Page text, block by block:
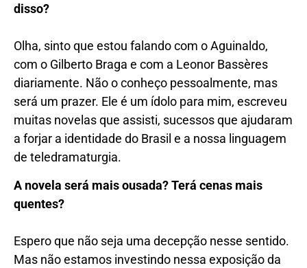
disso?
Olha, sinto que estou falando com o Aguinaldo,
com o Gilberto Braga e com a Leonor Bassères
diariamente. Não o conheço pessoalmente, mas
será um prazer. Ele é um ídolo para mim, escreveu
muitas novelas que assisti, sucessos que ajudaram
a forjar a identidade do Brasil e a nossa linguagem
de teledramaturgia.
A novela será mais ousada? Terá cenas mais
quentes?
Espero que não seja uma decepção nesse sentido.
Mas não estamos investindo nessa exposição da